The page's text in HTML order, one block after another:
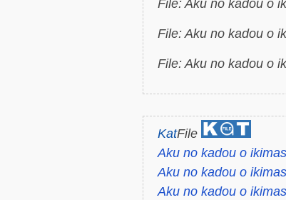
File: Aku no kadou o
File: Aku no kadou o
File: Aku no kadou o
KatFile
Aku no kadou o
Aku no kadou o
Aku no kadou o